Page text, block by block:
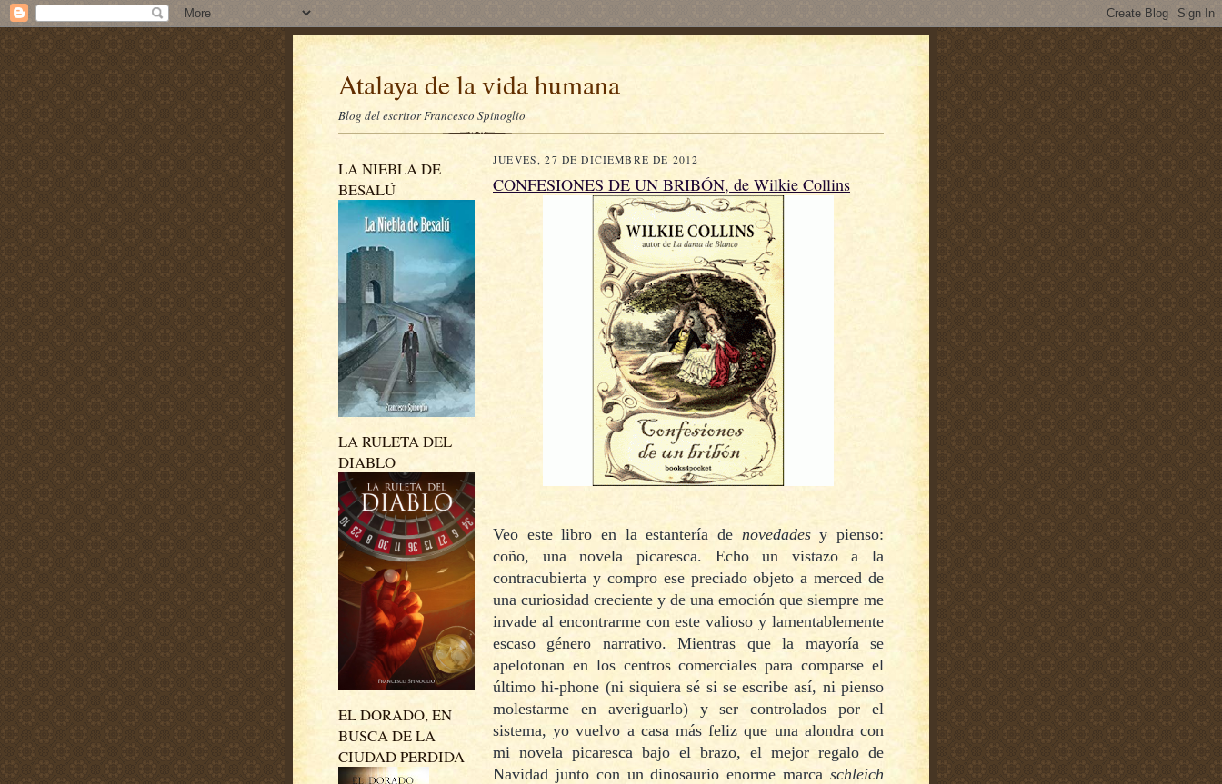
Atalaya de la vida humana
Blog del escritor Francesco Spinoglio
LA NIEBLA DE
BESALÚ
LA RULETA DEL
DIABLO
EL DORADO, EN
BUSCA DE LA
CIUDAD PERDIDA
JUEVES, 27 DE DICIEMBRE DE 2012
CONFESIONES DE UN BRIBÓN, de Wilkie Collins
Veo este libro en la estantería de novedadesy pienso:
coño, una novela picaresca. Echo un vistazo a la
contracubierta y compro ese preciado objeto a merced de
una curiosidad creciente y de una emoción que siempre me
invade al encontrarme con este valioso y lamentablemente
escaso género narrativo. Mientras que la mayoría se
apelotonan en los centros comerciales para comparse el
último hi-phone (ni siquiera sé si se escribe así, ni pienso
molestarme en averiguarlo) y ser controlados por el
sistema, yo vuelvo a casa más feliz que una alondra con
mi novela picaresca bajo el brazo, el mejor regalo de
Navidad junto con un dinosaurio enorme marca schleich